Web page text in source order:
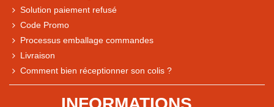
Comparaison des performances du magasin
Solution paiement refusé
Code Promo
Processus emballage commandes
Livraison
Comment bien réceptionner son colis ?